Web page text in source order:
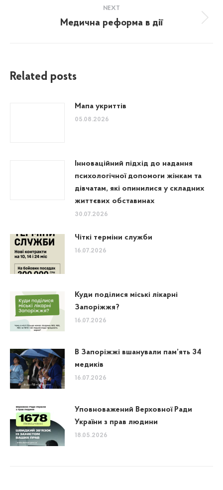
NEXT
Next
Медична реформа в дії
Related posts
Мапа укриттів
05.08.2026
Інноваційний підхід до надання
психологічної допомоги жінкам та
дівчатам, які опинилися у складних
життєвих обставинах
30.07.2026
Чіткі терміни служби
16.07.2026
Куди поділися міські лікарні
Запоріжжя?
16.07.2026
В Запоріжжі вшанували пам’ять 34
медиків
16.07.2026
Уповноважений Верховної Ради
України з прав людини
18.05.2026